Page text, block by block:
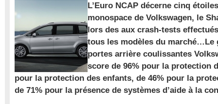
L’Euro NCAP décerne cinq
monospace de Volkswagen, le
lors des aux crash-tests
tous les modèles du marché…Le
portes arrière coulissantes
score de 96% pour la protection
pour la protection des enfants, de 46% pour la
de 71% pour la présence de systèmes d’aide à la